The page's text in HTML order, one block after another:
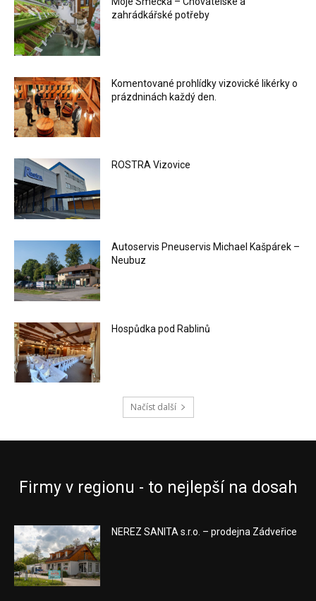
zahrádkářské potřeby
Komentované prohlídky vizovické likérky o
prázdninách každý den.
ROSTRA Vizovice
Autoservis Pneuservis Michael Kašpárek –
Neubuz
Hospůdka pod Rablinů
Načíst další
Firmy v regionu - to nejlepší na dosah
NEREZ SANITA s.r.o. – prodejna Zádveřice